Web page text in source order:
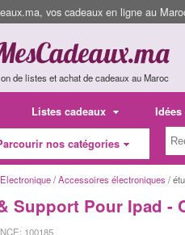
vos cadeaux en ligne au
de listes et achat de cadeaux au Maroc
Listes cadeaux Idées
nos catégories
Electronique/Accessoires électroniques /
Support Pour Ipad -
100185